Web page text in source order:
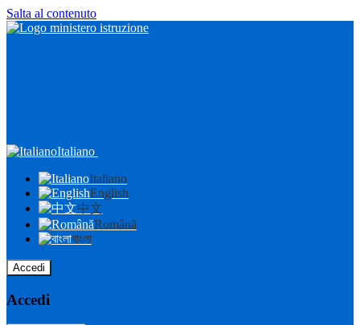
Salta al contenuto
Italiano
Italiano
English
中文
Română
বাংলা
Accedi
Accedi